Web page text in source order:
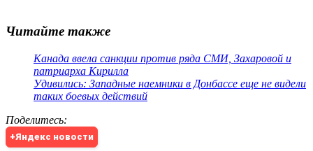
Читайте также
Канада ввела санкции против ряда СМИ, Захаровой и
патриарха Кирилла
Удивились: Западные наемники в Донбассе еще не видели
таких боевых действий
Поделитесь:
+Яндекс новости